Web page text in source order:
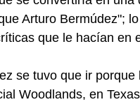
Arturo Bermúdez";
que le hacían en
se tuvo que ir
Woodlands, en